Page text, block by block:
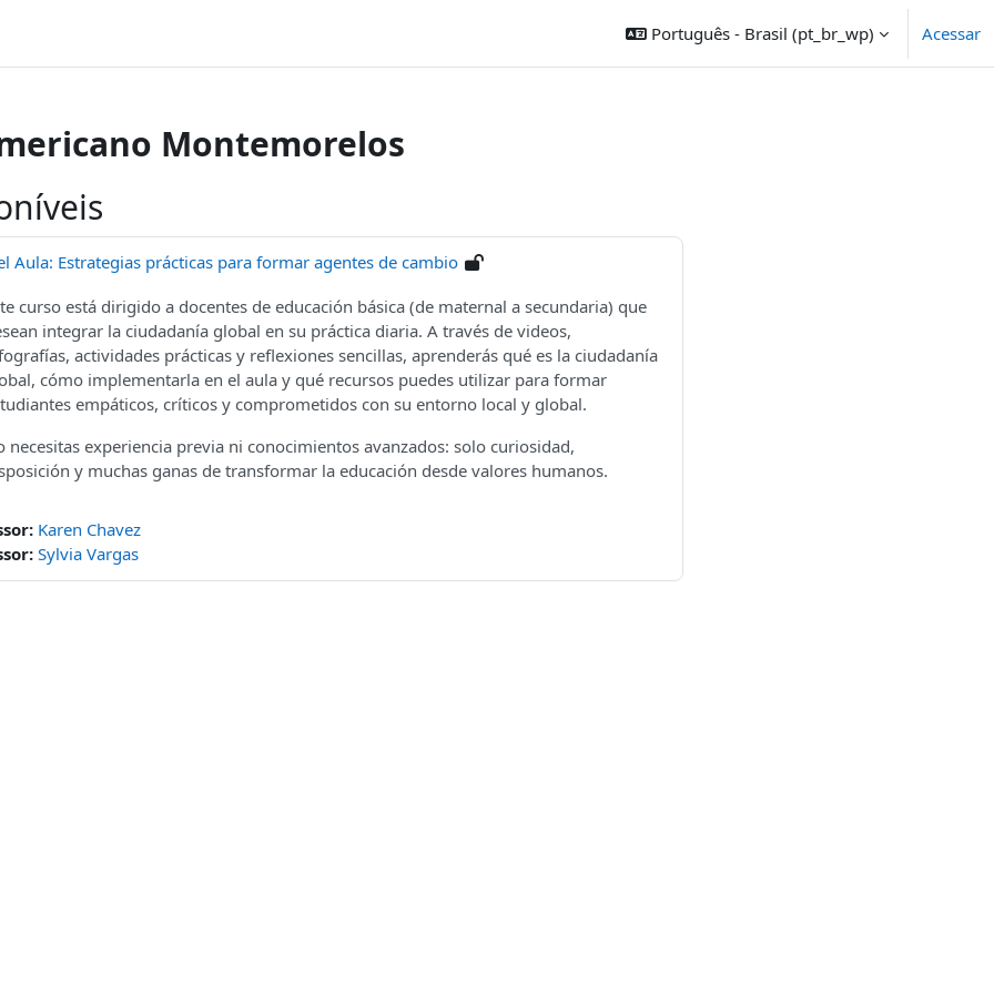
Português - Brasil ‎(pt_br_wp)‎ Acessar
Montemorelos
Aula: Estrategias prácticas para formar agentes de cambio
curso está dirigido a docentes de educación básica (de maternal a secundaria) que
integrar la ciudadanía global en su práctica diaria. A través de videos,
actividades prácticas y reflexiones sencillas, aprenderás qué es la ciudadanía
cómo implementarla en el aula y qué recursos puedes utilizar para formar
empáticos, críticos y comprometidos con su entorno local y global.
necesitas experiencia previa ni conocimientos avanzados: solo curiosidad,
y muchas ganas de transformar la educación desde valores humanos.
Karen Chavez
Sylvia Vargas